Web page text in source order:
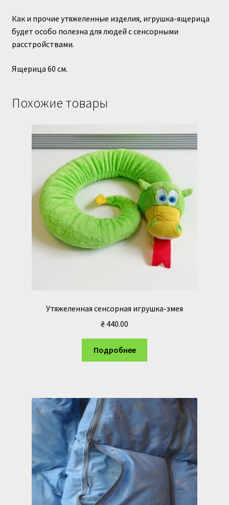
Как и прочие утяжеленные изделия, игрушка-ящерица
будет особо полезна для людей с сенсорными
расстройствами.
Ящерица 60 см.
Похожие товары
Утяжеленная сенсорная игрушка-змея
₴ 440.00
Подробнее